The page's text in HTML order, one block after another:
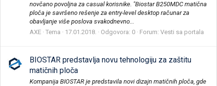
novčano povoljna za casual korisnike. "Biostar B250MDC matična
ploča je savršeno rešenje za entry-level desktop računar za
obavljanje više poslova svakodnevno...
AXE Tema 17.01.2018. Odgovora: 0 Forum: Vesti sa portala
BIOSTAR predstavlja novu tehnologiju za zaštitu
matičnih ploča
Kompanija BIOSTAR je predstavila novi dizajn matičnih ploča, gde